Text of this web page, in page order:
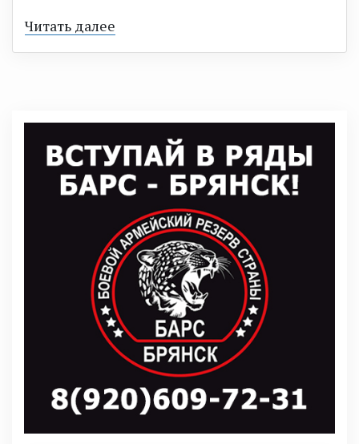
Читать далее